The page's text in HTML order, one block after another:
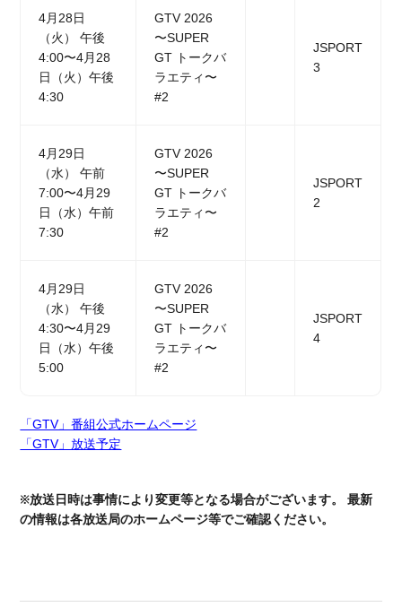
4月28日
（火） 午後
4:00〜4月28
日（火）午後
4:30
GTV 2026
〜SUPER
GT トークバ
ラエティ〜
#2
JSPORT
3
4月29日
（水） 午前
7:00〜4月29
日（水）午前
7:30
GTV 2026
〜SUPER
GT トークバ
ラエティ〜
#2
JSPORT
2
4月29日
（水） 午後
4:30〜4月29
日（水）午後
5:00
GTV 2026
〜SUPER
GT トークバ
ラエティ〜
#2
JSPORT
4
「GTV」番組公式ホームページ
「GTV」放送予定
※放送日時は事情により変更等となる場合がございます。 最新
の情報は各放送局のホームページ等でご確認ください。